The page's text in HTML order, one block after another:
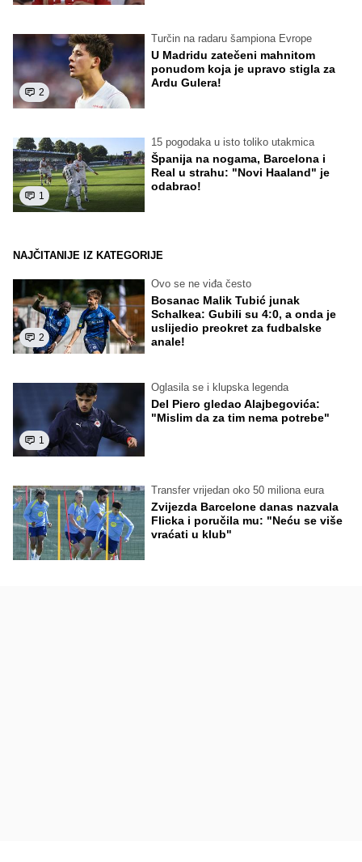
2
Turčin na radaru šampiona Evrope
U Madridu zatečeni mahnitom
ponudom koja je upravo stigla za
Ardu Gulera!
1
15 pogodaka u isto toliko utakmica
Španija na nogama, Barcelona i
Real u strahu: "Novi Haaland" je
odabrao!
NAJČITANIJE IZ KATEGORIJE
2
Ovo se ne viđa često
Bosanac Malik Tubić junak
Schalkea: Gubili su 4:0, a onda je
uslijedio preokret za fudbalske
anale!
1
Oglasila se i klupska legenda
Del Piero gledao Alajbegovića:
"Mislim da za tim nema potrebe"
Transfer vrijedan oko 50 miliona eura
Zvijezda Barcelone danas nazvala
Flicka i poručila mu: "Neću se više
vraćati u klub"